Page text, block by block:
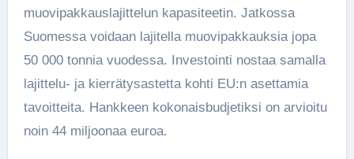
muovipakkauslajittelun kapasiteetin. Jatkossa
Suomessa voidaan lajitella muovipakkauksia jopa
50 000 tonnia vuodessa. Investointi nostaa samalla
lajittelu- ja kierrätysastetta kohti EU:n asettamia
tavoitteita. Hankkeen kokonaisbudjetiksi on arvioitu
noin 44 miljoonaa euroa.